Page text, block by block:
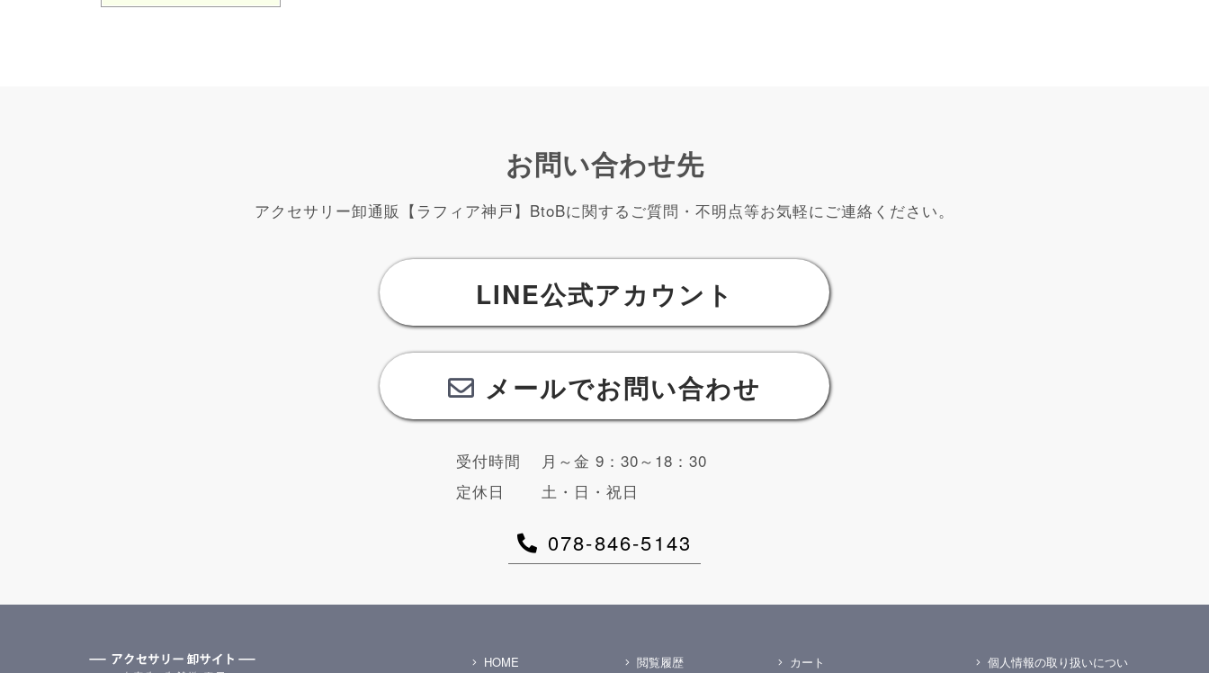
お問い合わせ先
アクセサリー卸通販【ラフィア神戸】BtoBに関するご質問・不明点等お気軽にご連絡ください。
LINE公式アカウント
メールでお問い合わせ
受付時間
月～金 9：30～18：30
定休日
土・日・祝日
078-846-5143
HOME 閲覧履歴 カート 個人情報の取り扱いについ